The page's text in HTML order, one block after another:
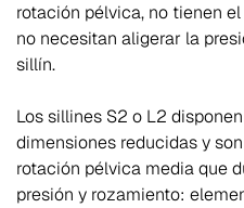
rotación pélvica, no tienen
no necesitan aligerar la
sillín.
Los sillines S2 o L2
dimensiones reducidas y
rotación pélvica media que
presión y rozamiento: